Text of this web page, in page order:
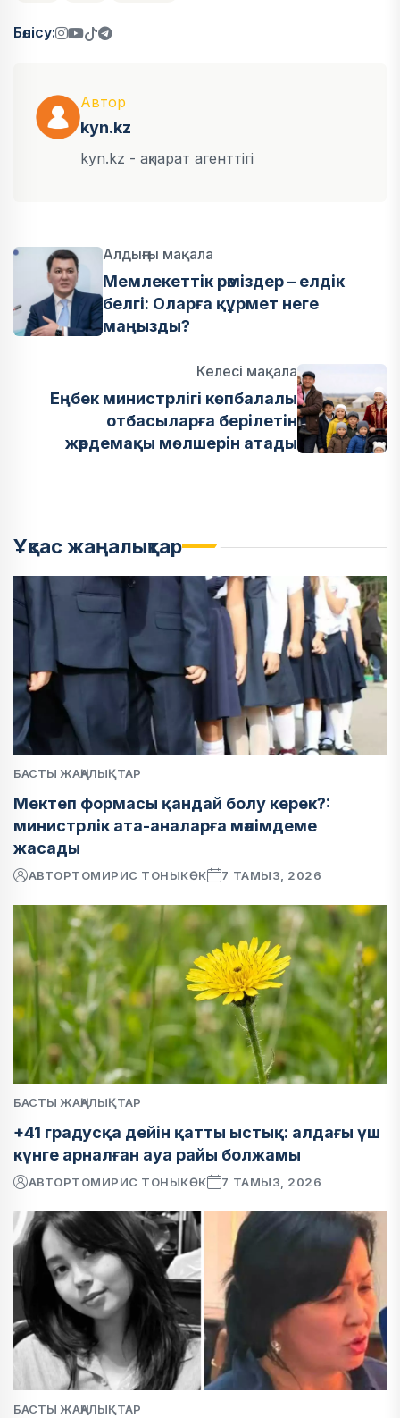
Бөлісу:
Автор
kyn.kz
kyn.kz - ақпарат агенттігі
Алдыңғы мақала
Мемлекеттік рәміздер – елдік
белгі: Оларға құрмет неге
маңызды?
Келесі мақала
Еңбек министрлігі көпбалалы
отбасыларға берілетін
жәрдемақы мөлшерін атады
Ұқсас жаңалықтар
БАСТЫ ЖАҢАЛЫҚТАР
Мектеп формасы қандай болу керек?:
министрлік ата-аналарға мәлімдеме
жасады
АВТОРТОМИРИС ТОНЫКӨК 7 ТАМЫЗ, 2026
БАСТЫ ЖАҢАЛЫҚТАР
+41 градусқа дейін қатты ыстық: алдағы үш
күнге арналған ауа райы болжамы
АВТОРТОМИРИС ТОНЫКӨК 7 ТАМЫЗ, 2026
БАСТЫ ЖАҢАЛЫҚТАР